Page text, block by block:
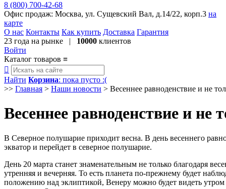
8 (800) 700-42-68
Офис продаж: Москва, ул. Сущевский Вал, д.14/22, корп.3 на
карте
О нас Контакты Как купить Доставка Гарантия
23 года на рынке | 10000 клиентов
Войти
Каталог товаров ≡

Найти Корзина: пока пусто :(
>> Главная > Наши новости > Весеннее равноденствие и не
Весеннее равноденствие и не
В Северное полушарие приходит весна. В день весеннего
экватор и перейдет в северное полушарие.
День 20 марта станет знаменательным не только благодаря
утренняя и вечерняя. То есть планета по-прежнему будет
положению над эклиптикой, Венеру можно будет видеть